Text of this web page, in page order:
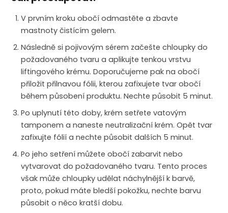
V prvním kroku obočí odmastěte a zbavte
mastnoty čistícím gelem.
Následně si pojivovým sérem začešte chloupky do
požadovaného tvaru a aplikujte tenkou vrstvu
liftingového krému. Doporučujeme pak na obočí
přiložit přilnavou fólii, kterou zafixujete tvar obočí
během působení produktu. Nechte působit 5 minut.
Po uplynutí této doby, krém setřete vatovým
tamponem a naneste neutralizační krém. Opět tvar
zafixujte fólií a nechte působit dalších 5 minut.
Po jeho setření můžete obočí zabarvit nebo
vytvarovat do požadovaného tvaru. Tento proces
však může chloupky udělat náchylnější k barvě,
proto, pokud máte bledší pokožku, nechte barvu
působit o něco kratší dobu.